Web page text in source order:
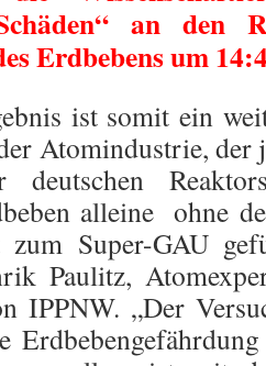
an den
Erdbebens um
ist somit ein
Atomindustrie, der
alleine  ohne
zum Super-GAU
Paulitz,
IPPNW. „Der